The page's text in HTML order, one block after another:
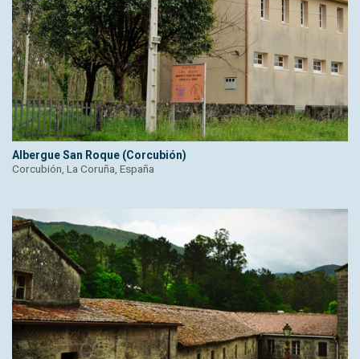
Albergue San Roque (Corcubión)
Corcubión, La Coruña, España